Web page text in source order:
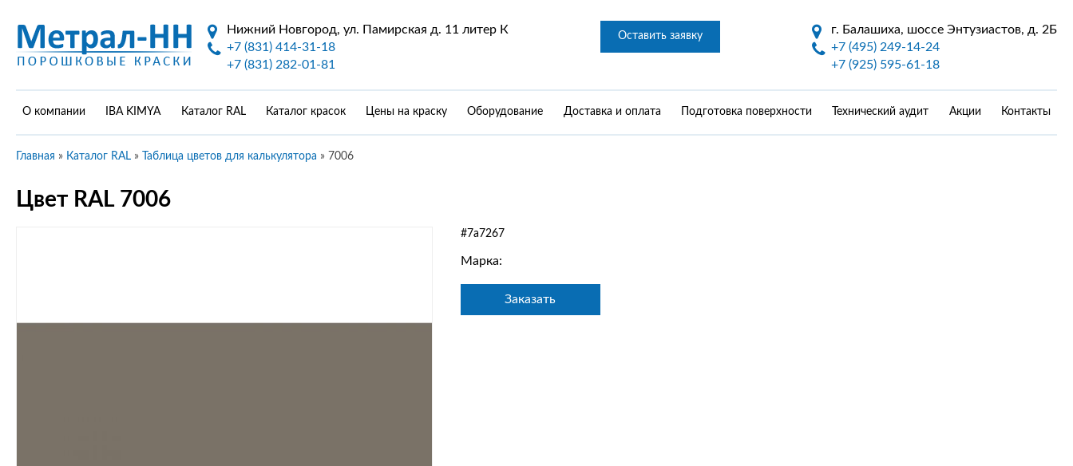
Нижний Новгород, ул. Памирская д. 11 литер К
+7 (831) 414-31-18
+7 (831) 282-01-81
Оставить заявку
г. Балашиха, шоссе Энтузиастов, д. 2Б
+7 (495) 249-14-24
+7 (925) 595-61-18
О компании IBA KIMYA Каталог RAL Каталог красок Цены на краску Оборудование Доставка и оплата Подготовка поверхности Технический аудит Акции Контакты
Главная » Каталог RAL » Таблица цветов для калькулятора » 7006
Цвет RAL 7006
#7a7267
Марка:
Заказать